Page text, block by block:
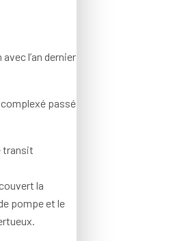
l’an dernier
complexé passé
transit
la
pompe et le